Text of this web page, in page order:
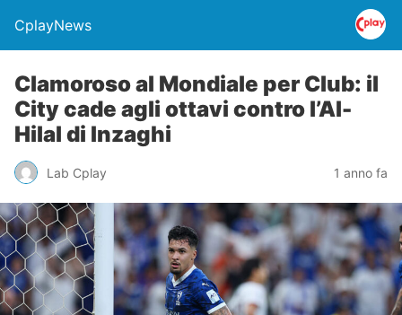
CplayNews
Clamoroso al Mondiale per Club: il
City cade agli ottavi contro l’Al-
Hilal di Inzaghi
Lab Cplay 1 anno fa